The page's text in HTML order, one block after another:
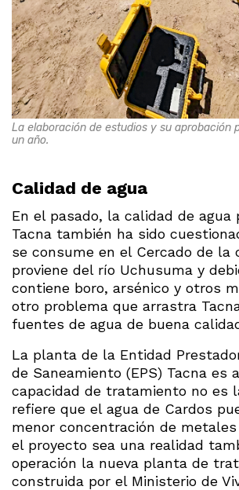
La elaboración de estudios y su aprobación
un año.
Calidad de agua
En el pasado, la calidad de agua
Tacna también ha sido
se consume en el Cercado de la
proviene del río Uchusuma y
contiene boro, arsénico y otros
otro problema que arrastra
fuentes de agua de buena
La planta de la Entidad
de Saneamiento (EPS) Tacna es
capacidad de tratamiento no es
refiere que el agua de Cardos
menor concentración de
el proyecto sea una realidad
operación la nueva planta de
construida por el Ministerio de